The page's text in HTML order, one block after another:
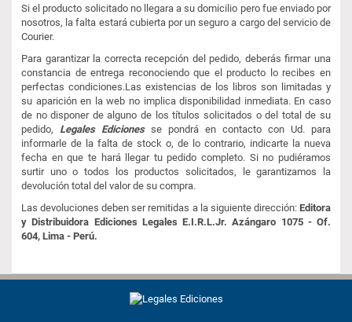
Si el producto solicitado no llegara a su domicilio pero fue enviado por
nosotros, la falta estará cubierta por un seguro a cargo del servicio de
Courier.
Para garantizar la correcta recepción del pedido, deberás firmar una
constancia de entrega reconociendo que el producto lo recibes en
perfectas condiciones.Las existencias de los libros son limitadas y
su aparición en la web no implica disponibilidad inmediata. En caso
de no disponer de alguno de los títulos solicitados o del total de su
pedido, Legales Edicionesse pondrá en contacto con Ud. para
informarle de la falta de stock o, de lo contrario, indicarte la nueva
fecha en que te hará llegar tu pedido completo. Si no pudiéramos
surtir uno o todos los productos solicitados, le garantizamos la
devolución total del valor de su compra.
Las devoluciones deben ser remitidas a la siguiente dirección: Editora
y Distribuidora Ediciones Legales E.I.R.L.Jr. Azángaro 1075 - Of.
604, Lima - Perú.